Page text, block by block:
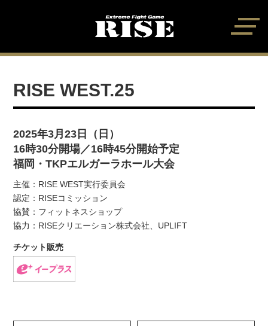
RISE WEST.25
2025年3月23日（日）
16時30分開場／16時45分開始予定
福岡・TKPエルガーラホール大会
主催：RISE WEST実行委員会
認定：RISEコミッション
協賛：フィットネスショップ
協力：RISEクリエーション株式会社、UPLIFT
チケット販売